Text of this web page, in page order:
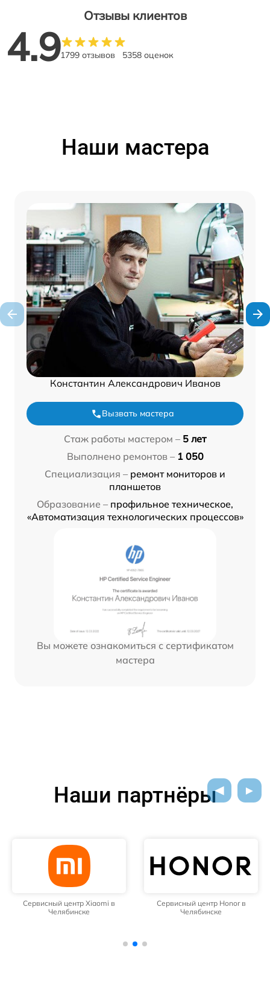
Отзывы клиентов
4.91799 отзывов 5358 оценок
Наши мастера
Константин Александрович Иванов
Вызвать мастера
Стаж работы мастером – 5 лет
Выполнено ремонтов – 1 050
Специализация – ремонт мониторов и
планшетов
Образование – профильное техническое,
«Автоматизация технологических процессов»
Вы можете ознакомиться с сертификатом
мастера
Наши партнёры
Сервисный центр Xiaomi в
Челябинске
Сервисный центр Honor в
Челябинске